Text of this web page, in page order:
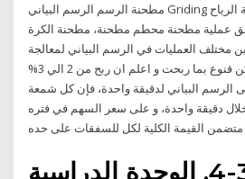
مطحنة الرسم الرسم البياني Griding رسم بياني كتلة من طاحونة الرياح
عملية مطحنة محطم مطحنة، مطحنة الكرة
مختلف العمليات في الرسم البياني لمعالجة
النحاس ：、3__ . وب كن قنوع بما ربحت و اعلم ان ربح من 2 الي 3%
الرسم البياني لدقيقة واحدة، فإن كل شمعة
دقيقة واحدة، و على سعر السهم في فتره
القيمة الكلية لكل للسفقات على حده
الأسبوع 3-4, الوحدة الدراسية